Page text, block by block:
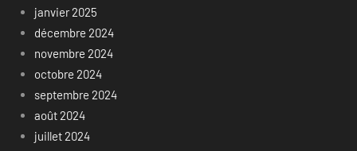
janvier 2025
décembre 2024
novembre 2024
octobre 2024
septembre 2024
août 2024
juillet 2024